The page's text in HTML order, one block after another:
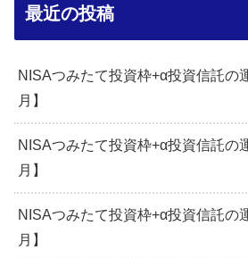
最近の投稿
NISAつみたて投資枠+α投資信託の
月】
NISAつみたて投資枠+α投資信託の
月】
NISAつみたて投資枠+α投資信託の
月】